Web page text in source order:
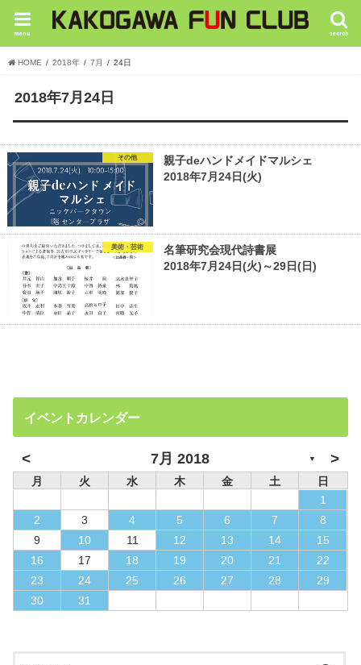
search
menu
HOME 2018年 7月 24日
2018年7月24日
その他
親子deハンドメイドマルシェ
2018年7月24日(火)
美術・芸術
名筆研究会現代詩書展
2018年7月24日(火)～29日(日)
イベントカレンダー
< 7月 2018 ▼ >
月 火 水 木 金 土
日
1
2
3 4 5 6 7
8
9
10 11 12 13 14
15
16
17 18 19 20 21
22
23
24 25 26 27 28
29
30
31